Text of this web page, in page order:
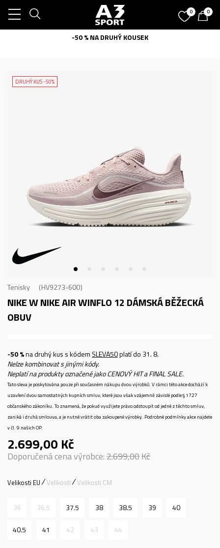
0 0
-50 % NA DRUHÝ KOUSEK
DRUHÝ KUS -50%
Tenisky HV9273-600
NIKE W NIKE AIR WINFLO 12 DÁMSKÁ BĚŽECKÁ
OBUV
-50 %na druhý kus s kódem SLEVA50platí do 31. 8.
Nelze kombinovat s jinými kódy.
Neplatí na produkty označené jako CENOVÝ HIT a FINAL SALE.
Tato sleva je poskytována pouze při současném nákupu dvou výrobků. V rámci této akce dochází k
uzavření dvou samostatných kupních smluv, které jsou však vzájemně závislé podle § 1727
občanského zákoníku. To znamená, že pokud využijete právo odstoupit od jedné z těchto smluv,
zaniká i druhá smlouva, a je nutné vrátit oba zakoupené výrobky. Podrobné podmínky akce najdete
v čl. 9 našich OP.
2.699,00 Kč
Doporučená cena výrobce:2.699,00Kč
Velikosti EU Velikosti Velikosti CM
36 36.5 37.5 38 38.5 39 40
40.5 41 42 43 44